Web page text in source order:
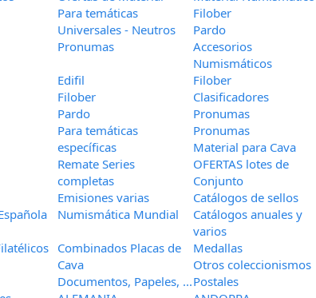
Para temáticas
Universales - Neutros
Filober
Pardo
Pronumas
Accesorios
Numismáticos
Edifil
Filober
Filober
Clasificadores
Pardo
Pronumas
Para temáticas
específicas
Pronumas
Material para Cava
Remate Series
completas
OFERTAS lotes de
Conjunto
Emisiones varias
Catálogos de sellos
Numismática Mundial
Catálogos anuales y
varios
Combinados Placas de
Cava
Medallas
Otros coleccionismos
Documentos, Papeles, ...Postales